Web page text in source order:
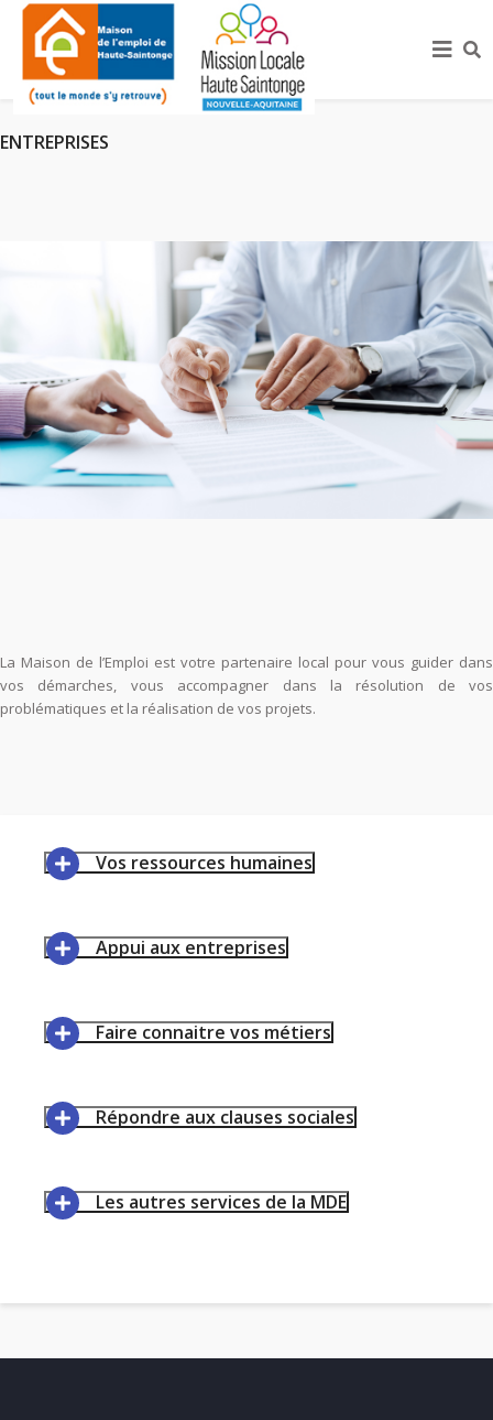
ENTREPRISES
La Maison de l’Emploi est votre partenaire local pour vous guider dans
vos démarches, vous accompagner dans la résolution de vos
problématiques et la réalisation de vos projets.
Vos ressources humaines
Appui aux entreprises
Faire connaitre vos métiers
Répondre aux clauses sociales
Les autres services de la MDE